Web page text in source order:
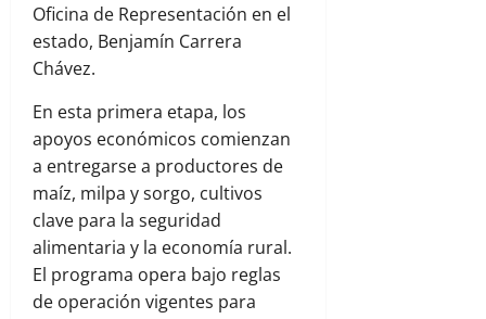
Oficina de Representación en el
estado, Benjamín Carrera
Chávez.
En esta primera etapa, los
apoyos económicos comienzan
a entregarse a productores de
maíz, milpa y sorgo, cultivos
clave para la seguridad
alimentaria y la economía rural.
El programa opera bajo reglas
de operación vigentes para